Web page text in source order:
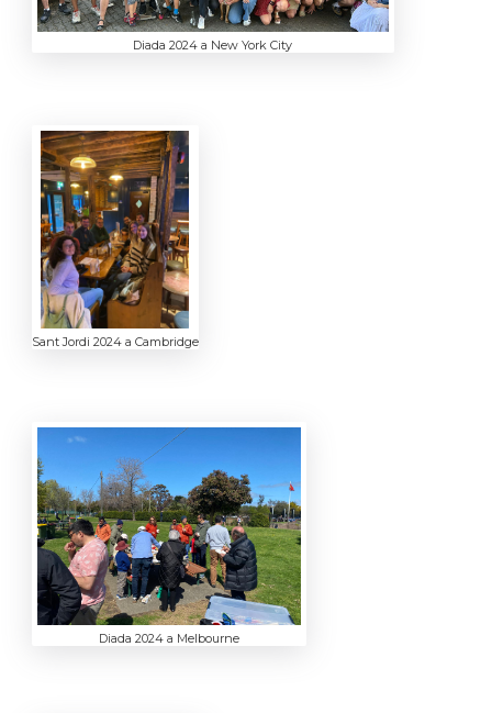
Diada 2024 a New York City
Sant Jordi 2024 a Cambridge
Diada 2024 a Melbourne